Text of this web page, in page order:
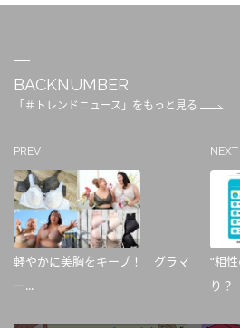
BACKNUMBER
「＃トレンドニュース」をもっと見る
PREV
軽やかに美胸をキープ！ グラマ
ー...
NEXT
“相
り